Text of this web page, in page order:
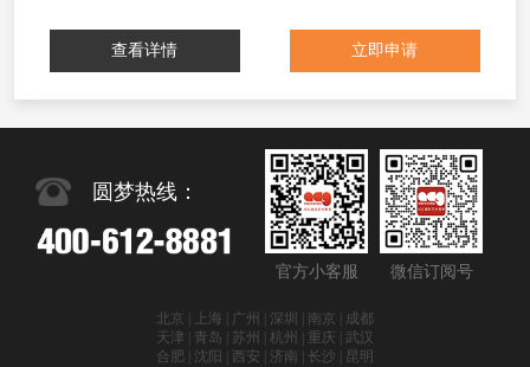
查看详情 立即申请
圆梦热线：
官方小客服 微信订阅号
北京 | 上海 | 广州 | 深圳 | 南京 | 成都
天津 | 青岛 | 苏州 | 杭州 | 重庆 | 武汉
合肥 | 沈阳 | 西安 | 济南 | 长沙 | 昆明